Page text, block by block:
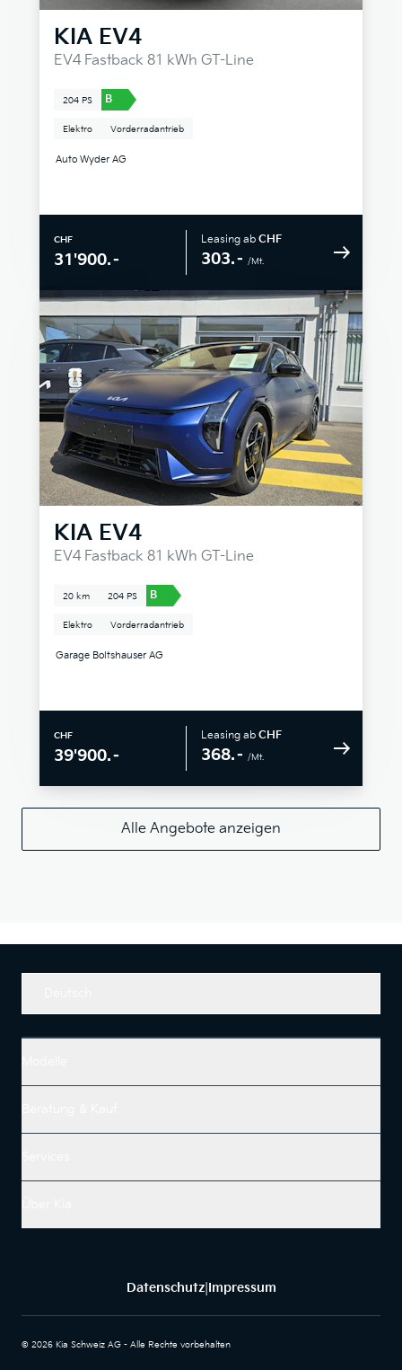
KIA EV4
EV4 Fastback 81 kWh GT-Line
204 PS B
Elektro Vorderradantrieb
Auto Wyder AG
CHF
31'900.–
Leasing ab CHF
303.– /Mt.
KIA EV4
EV4 Fastback 81 kWh GT-Line
20 km 204 PS B
Elektro Vorderradantrieb
Garage Boltshauser AG
CHF
39'900.–
Leasing ab CHF
368.– /Mt.
Alle Angebote anzeigen
Datenschutz| Impressum
© 2026 Kia Schweiz AG - Alle Rechte vorbehalten